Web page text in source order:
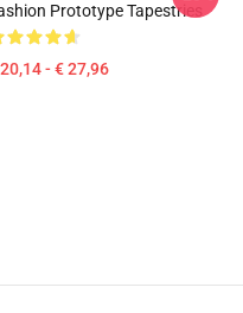
Prototype Tapestries
- € 27,96